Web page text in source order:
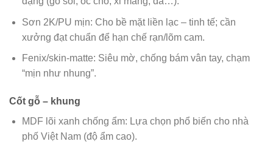
Sơn 2K/PU mịn: Cho bề mặt liền lạc – tinh tế; cần
xưởng đạt chuẩn để hạn chế rạn/lõm cam.
Fenix/skin-matte: Siêu mờ, chống bám vân tay, chạm
“mịn như nhung”.
Cốt gỗ – khung
MDF lõi xanh chống ẩm: Lựa chọn phổ biến cho nhà
phố Việt Nam (độ ẩm cao).